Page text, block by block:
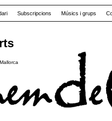
Subscripcions Músics i grups